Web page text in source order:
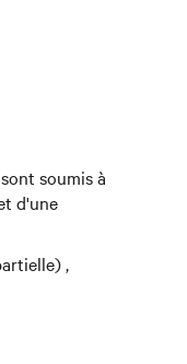
soumis à
d'une
,